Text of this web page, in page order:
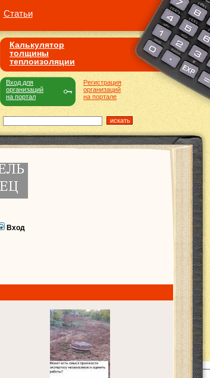
Статьи
Калькулятор
толщины
теплоизоляции
Регистрация
организаций
на портале
Вход для
организаций
на портал
Вход